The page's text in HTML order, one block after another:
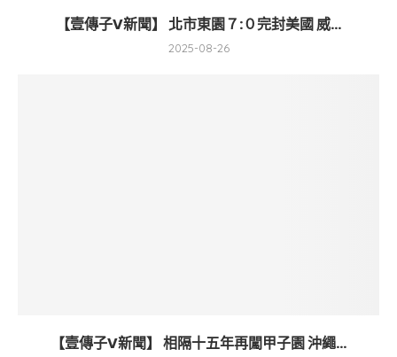
【壹傳子V新聞】 北市東園７:０完封美國 威...
2025-08-26
【壹傳子V新聞】 相隔十五年再闖甲子園 沖繩...